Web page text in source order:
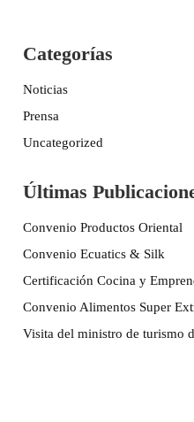
Categorías
Noticias
Prensa
Uncategorized
Últimas
Convenio Productos Oriental
Convenio Ecuatics & Silk
Certificación Cocina y
Convenio Alimentos Super
Visita del ministro de turismo